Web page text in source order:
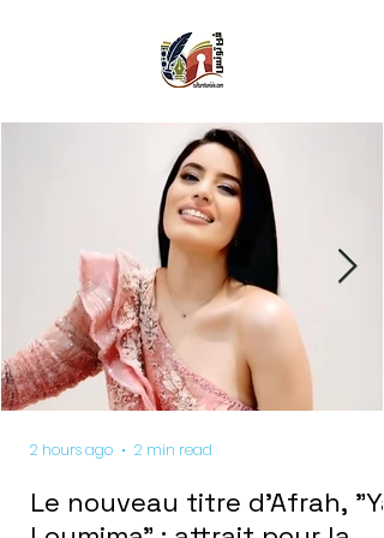
Le nouveau titre d'Afrah, "Ya
2 hours ago 2 min read